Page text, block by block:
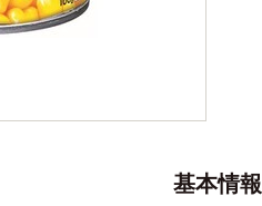
基本情報